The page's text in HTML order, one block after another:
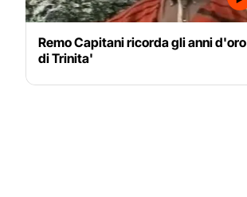
Remo Capitani ricorda gli anni d'oro
di Trinita'